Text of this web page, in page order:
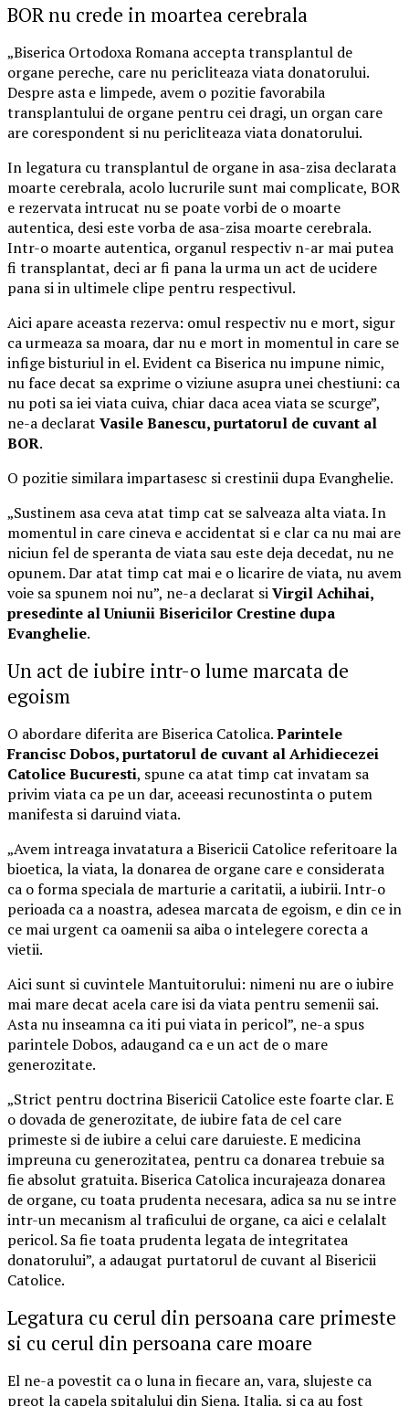
BOR nu crede in moartea cerebrala
„Biserica Ortodoxa Romana accepta transplantul de
organe pereche, care nu pericliteaza viata donatorului.
Despre asta e limpede, avem o pozitie favorabila
transplantului de organe pentru cei dragi, un organ care
are corespondent si nu pericliteaza viata donatorului.
In legatura cu transplantul de organe in asa-zisa declarata
moarte cerebrala, acolo lucrurile sunt mai complicate, BOR
e rezervata intrucat nu se poate vorbi de o moarte
autentica, desi este vorba de asa-zisa moarte cerebrala.
Intr-o moarte autentica, organul respectiv n-ar mai putea
fi transplantat, deci ar fi pana la urma un act de ucidere
pana si in ultimele clipe pentru respectivul.
Aici apare aceasta rezerva: omul respectiv nu e mort, sigur
ca urmeaza sa moara, dar nu e mort in momentul in care se
infige bisturiul in el. Evident ca Biserica nu impune nimic,
nu face decat sa exprime o viziune asupra unei chestiuni: ca
nu poti sa iei viata cuiva, chiar daca acea viata se scurge”,
ne-a declarat Vasile Banescu, purtatorul de cuvant al
BOR.
O pozitie similara impartasesc si crestinii dupa Evanghelie.
„Sustinem asa ceva atat timp cat se salveaza alta viata. In
momentul in care cineva e accidentat si e clar ca nu mai are
niciun fel de speranta de viata sau este deja decedat, nu ne
opunem. Dar atat timp cat mai e o licarire de viata, nu avem
voie sa spunem noi nu”, ne-a declarat siVirgil Achihai,
presedinte al Uniunii Bisericilor Crestine dupa
Evanghelie.
Un act de iubire intr-o lume marcata de
egoism
O abordare diferita are Biserica Catolica.Parintele
Francisc Dobos, purtatorul de cuvant al Arhidiecezei
Catolice Bucuresti, spune ca atat timp cat invatam sa
privim viata ca pe un dar, aceeasi recunostinta o putem
manifesta si daruind viata.
„Avem intreaga invatatura a Bisericii Catolice referitoare la
bioetica, la viata, la donarea de organe care e considerata
ca o forma speciala de marturie a caritatii, a iubirii. Intr-o
perioada ca a noastra, adesea marcata de egoism, e din ce in
ce mai urgent ca oamenii sa aiba o intelegere corecta a
vietii.
Aici sunt si cuvintele Mantuitorului: nimeni nu are o iubire
mai mare decat acela care isi da viata pentru semenii sai.
Asta nu inseamna ca iti pui viata in pericol”, ne-a spus
parintele Dobos, adaugand ca e un act de o mare
generozitate.
„Strict pentru doctrina Bisericii Catolice este foarte clar. E
o dovada de generozitate, de iubire fata de cel care
primeste si de iubire a celui care daruieste. E medicina
impreuna cu generozitatea, pentru ca donarea trebuie sa
fie absolut gratuita. Biserica Catolica incurajeaza donarea
de organe, cu toata prudenta necesara, adica sa nu se intre
intr-un mecanism al traficului de organe, ca aici e celalalt
pericol. Sa fie toata prudenta legata de integritatea
donatorului”, a adaugat purtatorul de cuvant al Bisericii
Catolice.
Legatura cu cerul din persoana care primeste
si cu cerul din persoana care moare
El ne-a povestit ca o luna in fiecare an, vara, slujeste ca
preot la capela spitalului din Siena, Italia, si ca au fost